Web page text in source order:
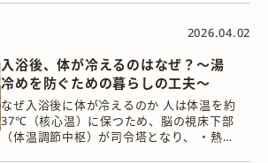
2026.04.02
入浴後、体が冷えるのはなぜ？～湯
冷めを防ぐための暮らしの工夫～
なぜ入浴後に体が冷えるのか 人は体温を約
37℃（核心温）に保つため、脳の視床下部
（体温調節中枢）が司令塔となり、 ・熱の